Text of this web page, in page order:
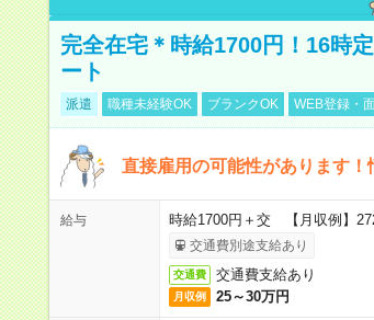
完全在宅＊時給1700円！16時
ート
派遣 職種未経験OK ブランクOK WEB登録・
直接雇用の可能性があります！
給与 時給1700円＋交 【月収例】
交通費別途支給あり
交通費 交通費支給あり
月収例 25～30万円